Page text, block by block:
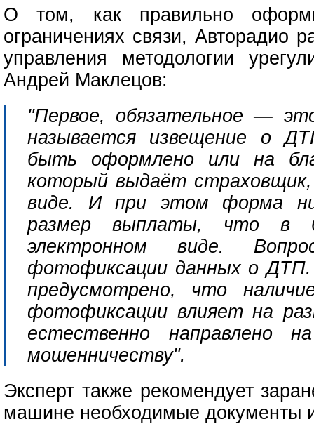
О том, как правильно
ограничениях связи, Авторадио
управления методологии
Андрей Маклецов:
"Первое, обязательное —
называется извещение о
быть оформлено или на
который выдаёт
виде. И при этом форма
размер выплаты, что в
электронном виде.
фотофиксации данных о
предусмотрено, что
фотофиксации влияет на
естественно направлено
мошенничеству".
Эксперт также рекомендует
машине необходимые документы